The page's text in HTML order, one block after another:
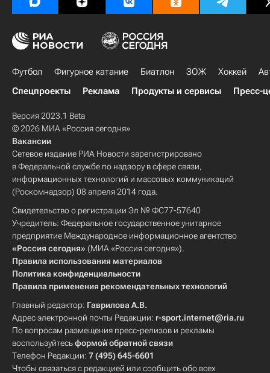
Футбол Фигурное катание Биатлон ЗОЖ Хоккей
Спецпроекты
Реклама Продукты и сервисы Пресс-
Версия 2023.1 Beta
© 2026 МИА «Россия сегодня»
Вакансии
Сетевое издание РИА Новости зарегистрировано
в Федеральной службе по надзору в сфере связи,
информационных технологий и массовых коммуникаций
(Роскомнадзор) 08 апреля 2014 года.
Свидетельство о регистрации Эл № ФС77-57640
Учредитель: Федеральное государственное унитарное
предприятие Международное информационное агентство
«Россия сегодня» (МИА «Россия сегодня»).
Правила использования материалов
Политика конфиденциальности
Правила применения рекомендательных технологий
Главный редактор: Гаврилова А.В.
Адрес электронной почты Редакции: r-sport.internet@ria.ru
По вопросам размещения пресс-релизов и рекламы
воспользуйтесьформой обратной связи
Телефон Редакции: 7 (495) 645-6601
Чтобы связаться с редакцией или сообщить обо всех